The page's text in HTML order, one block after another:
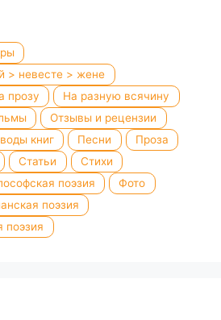
> невесте > жене
прозу
На разную всячину
Отзывы и рецензии
книг Песни
Проза
Статьи
Стихи
поэзия
Фото
поэзия
поэзия